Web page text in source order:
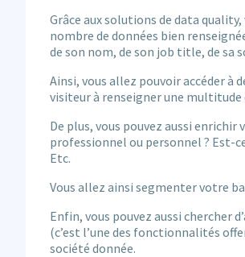
Grâce aux solutions de data
nombre de données bien
de son nom, de son job title, de sa
Ainsi, vous allez pouvoir accéder à
visiteur à renseigner une multitude
De plus, vous pouvez aussi
professionnel ou personnel ? Est-
Etc.
Vous allez ainsi segmenter votre
Enfin, vous pouvez aussi chercher
(c’est l’une des fonctionnalités
société donnée.